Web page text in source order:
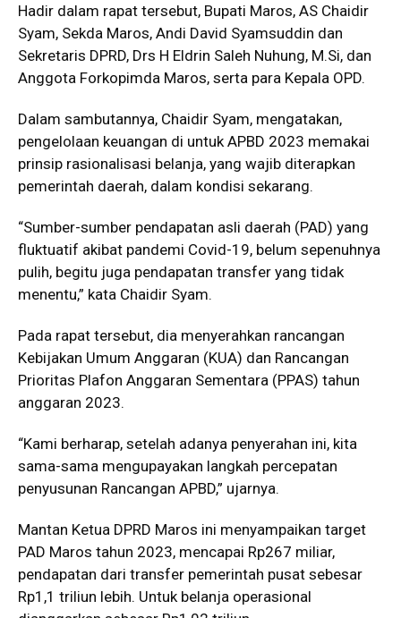
Hadir dalam rapat tersebut, Bupati Maros, AS Chaidir
Syam, Sekda Maros, Andi David Syamsuddin dan
Sekretaris DPRD, Drs H Eldrin Saleh Nuhung, M.Si, dan
Anggota Forkopimda Maros, serta para Kepala OPD.
Dalam sambutannya, Chaidir Syam, mengatakan,
pengelolaan keuangan di untuk APBD 2023 memakai
prinsip rasionalisasi belanja, yang wajib diterapkan
pemerintah daerah, dalam kondisi sekarang.
“Sumber-sumber pendapatan asli daerah (PAD) yang
fluktuatif akibat pandemi Covid-19, belum sepenuhnya
pulih, begitu juga pendapatan transfer yang tidak
menentu,” kata Chaidir Syam.
Pada rapat tersebut, dia menyerahkan rancangan
Kebijakan Umum Anggaran (KUA) dan Rancangan
Prioritas Plafon Anggaran Sementara (PPAS) tahun
anggaran 2023.
“Kami berharap, setelah adanya penyerahan ini, kita
sama-sama mengupayakan langkah percepatan
penyusunan Rancangan APBD,” ujarnya.
Mantan Ketua DPRD Maros ini menyampaikan target
PAD Maros tahun 2023, mencapai Rp267 miliar,
pendapatan dari transfer pemerintah pusat sebesar
Rp1,1 triliun lebih. Untuk belanja operasional